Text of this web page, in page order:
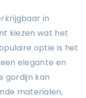
in
kiezen wat het
optie is het
elegante en
gordijn kan
materialen,